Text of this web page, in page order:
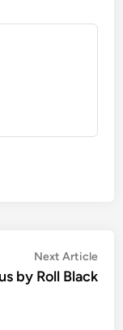
Next Article
by Roll Black